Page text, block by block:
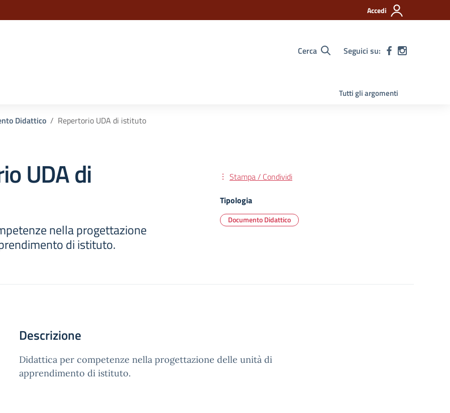
Accedi
Cerca Seguici su:
Tutti gli argomenti
Didattico Repertorio UDA di istituto
UDA di
nella progettazione
di istituto.
Stampa / Condividi
Tipologia
Documento Didattico
Descrizione
Didattica per competenze nella progettazione delle unità di
apprendimento di istituto.